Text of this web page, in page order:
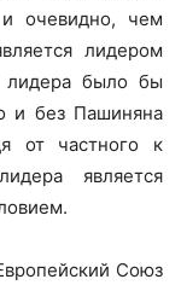
очевидно, чем
лидером
лидера было бы
и без Пашиняна
от частного к
является
Союз